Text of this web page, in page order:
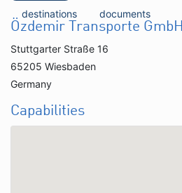
destinations documents
Özdemir Transporte GmbH
Stuttgarter Straße 16
65205 Wiesbaden
Germany
Capabilities